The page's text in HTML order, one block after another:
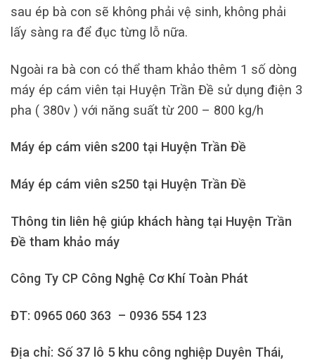
sau ép bà con sẽ không phải vệ sinh, không phải
lấy sàng ra để đục từng lỗ nữa.
Ngoài ra bà con có thể tham khảo thêm 1 số dòng
máy ép cám viên tại Huyện Trần Đề sử dụng điện 3
pha ( 380v ) với năng suất từ 200 – 800 kg/h
Máy ép cám viên s200 tại Huyện Trần Đề
Máy ép cám viên s250 tại Huyện Trần Đề
Thông tin liên hệ giúp khách hàng tại Huyện Trần
Đề tham khảo máy
Công Ty CP Công Nghệ Cơ Khí Toàn Phát
ĐT: 0965 060 363 – 0936 554 123
Địa chỉ: Số 37 lô 5 khu công nghiệp Duyên Thái,